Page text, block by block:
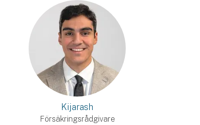
Kijarash
Försäkringsrådgivare